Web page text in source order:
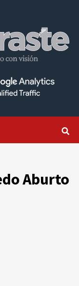
Aburto